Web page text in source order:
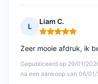
L
Liam C.
Opmerking: 5 van
Gepubliceerd op 29/01/
na een aankoop van 06/
Zeer mooie afdruk, ik